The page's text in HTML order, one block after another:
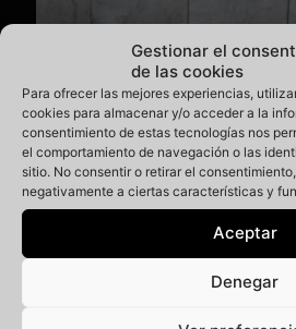
Gestionar el
de las cookies
Para ofrecer las mejores experiencias,
cookies para almacenar y/o acceder a la
consentimiento de estas tecnologías nos
el comportamiento de navegación o las
sitio. No consentir o retirar el
negativamente a ciertas características y
Aceptar
Denegar